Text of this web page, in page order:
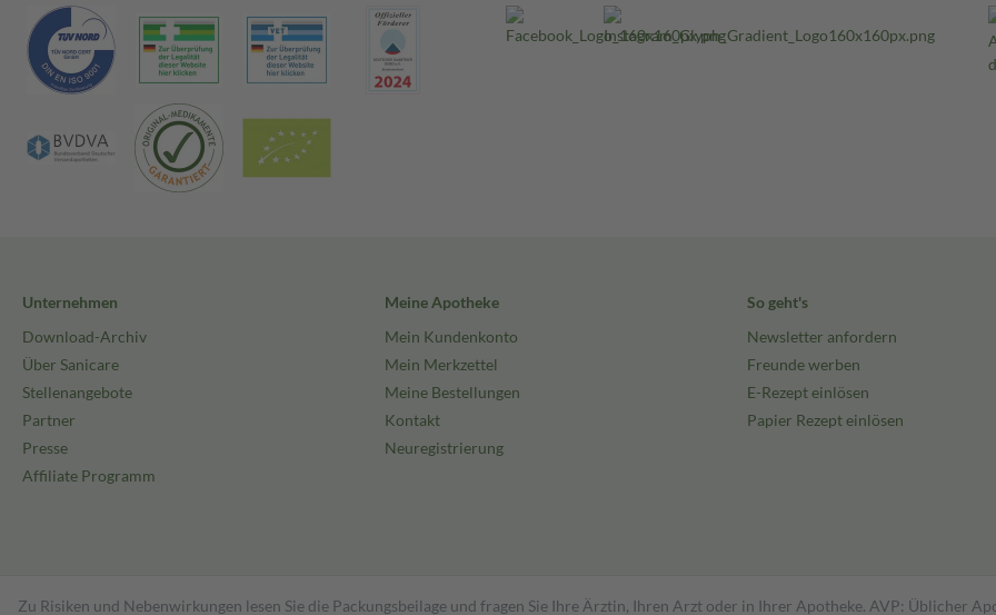
Unternehmen
Download-Archiv
Über Sanicare
Stellenangebote
Partner
Presse
Affiliate Programm
Meine Apotheke
Mein Kundenkonto
Mein Merkzettel
Meine Bestellungen
Kontakt
Neuregistrierung
So geht's
Newsletter anfordern
Freunde werben
E-Rezept einlösen
Papier Rezept einlösen
Zu Risiken und Nebenwirkungen lesen Sie die Packungsbeilage und fragen Sie Ihre Ärztin, Ihren Arzt oder in Ihrer Apotheke. AVP: Üblicher